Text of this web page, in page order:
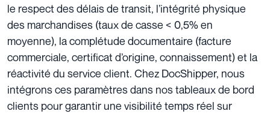
le respect des délais de transit, l’intégrité physique
des marchandises (taux de casse < 0,5% en
moyenne), la complétude documentaire (facture
commerciale, certificat d’origine, connaissement) et la
réactivité du service client. Chez DocShipper, nous
intégrons ces paramètres dans nos tableaux de bord
clients pour garantir une visibilité temps réel sur